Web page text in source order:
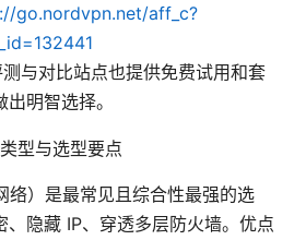
go.nordvpn.net/aff_c?
与对比站点也提供免费试用和套
明智选择。
型与选型要点
络）是最常见且综合性最强的选
、隐藏 IP、穿透多层防火墙。优点